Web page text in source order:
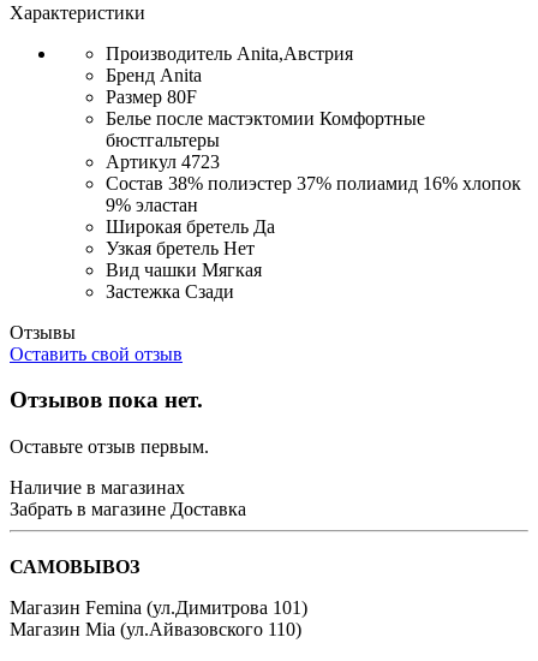
Характеристики
Производитель Anita,Австрия
Бренд Anita
Размер 80F
Белье после мастэктомии Комфортные
бюстгальтеры
Артикул 4723
Состав 38% полиэстер 37% полиамид 16% хлопок
9% эластан
Широкая бретель Да
Узкая бретель Нет
Вид чашки Мягкая
Застежка Сзади
Отзывы
Оставить свой отзыв
Отзывов пока нет.
Оставьте отзыв первым.
Наличие в магазинах
Забрать в магазине Доставка
САМОВЫВОЗ
Магазин Femina (ул.Димитрова 101)
Магазин Mia (ул.Айвазовского 110)